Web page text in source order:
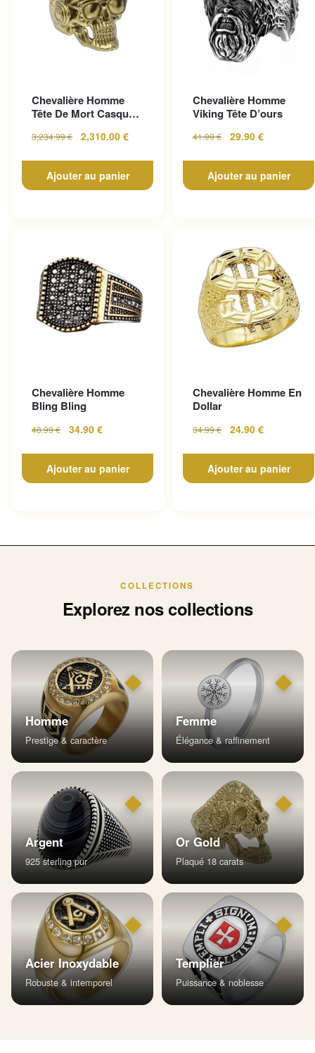
Chevalière Homme
Tête De Mort Casque
3,234.99€ 2,310.00 €
Ajouter au panier
Chevalière Homme
Viking Tête D’ours
41.99€ 29.90 €
Ajouter au panier
Chevalière Homme
Bling Bling
48.99€ 34.90 €
Ajouter au panier
Chevalière Homme En
Dollar
34.99€ 24.90 €
Ajouter au panier
COLLECTIONS
Explorez nos collections
◆
Homme
Prestige & caractère
◆
Femme
Élégance & raffinement
◆
Argent
925 sterling pur
◆
Or Gold
Plaqué 18 carats
◆
Acier Inoxydable
Robuste & intemporel
◆
Templier
Puissance & noblesse